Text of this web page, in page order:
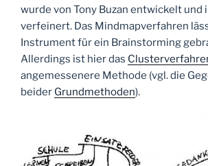
wurde von Tony Buzan entwickelt
verfeinert. Das Mindmapverfahren
Instrument für ein Brainstorming
Allerdings ist hier das
angemessenere Methode (vgl. die
beider Grundmethoden).